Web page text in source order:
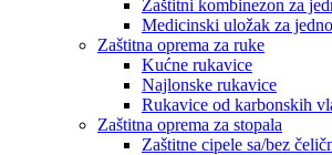
Zaštitni kombinezon za
Medicinski uložak za
Zaštitna oprema za ruke
Kućne rukavice
Najlonske rukavice
Rukavice od karbonskih
Zaštitna oprema za stopala
Zaštitne cipele sa/bez